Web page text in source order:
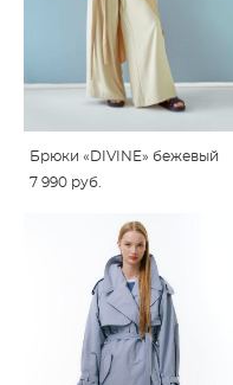
Брюки «DIVINE» бежевый
7 990 pуб.